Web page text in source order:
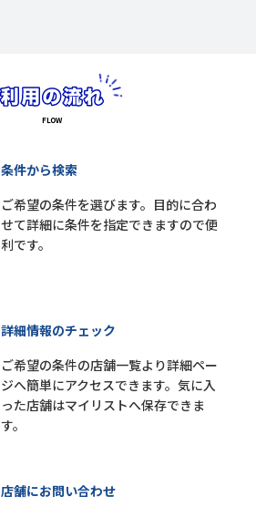
条件から検索
ご希望の条件を選びます。目的に合わ
せて詳細に条件を指定できますので便
利です。
詳細情報のチェック
ご希望の条件の店舗一覧より詳細ペー
ジへ簡単にアクセスできます。気に入
った店舗はマイリストへ保存できま
す。
店舗にお問い合わせ